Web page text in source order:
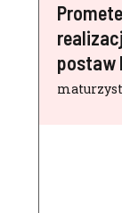
postaw